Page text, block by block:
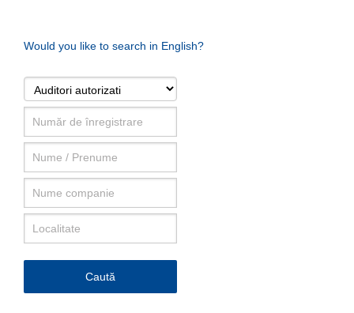
Would you like to search in English?
Caută